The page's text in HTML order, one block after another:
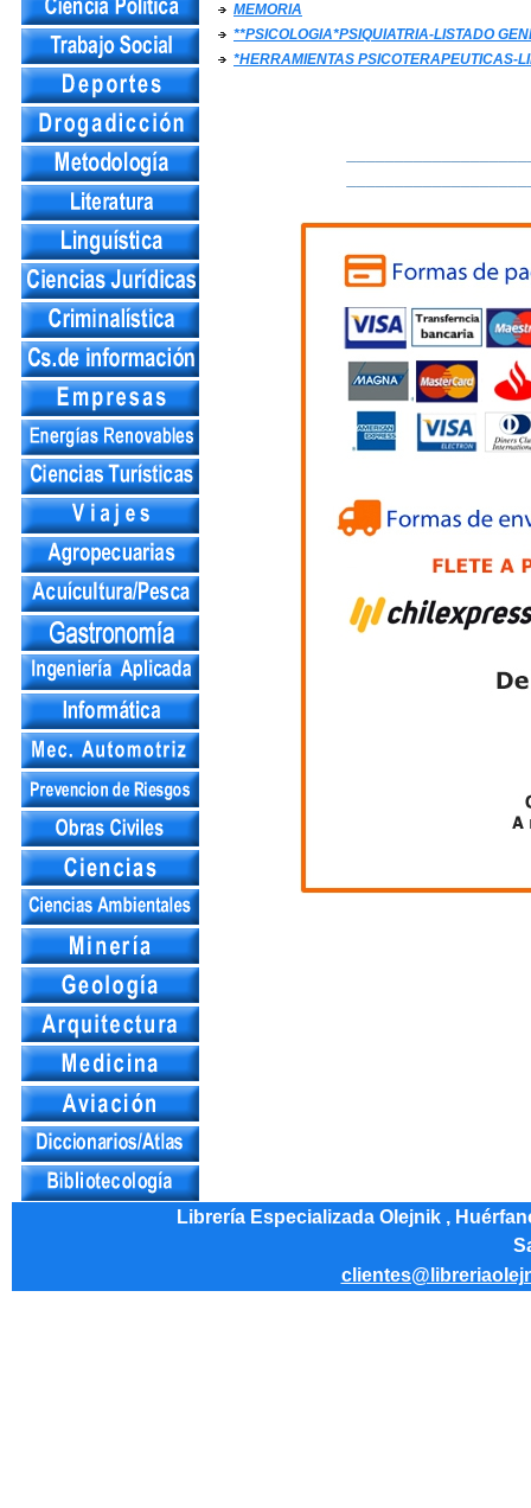
MEMORIA
**PSICOLOGIA*PSIQUIATRIA-LISTADO
*HERRAMIENTAS PSICOTERAPEUTICAS-
Librería Especializada Olejnik ,